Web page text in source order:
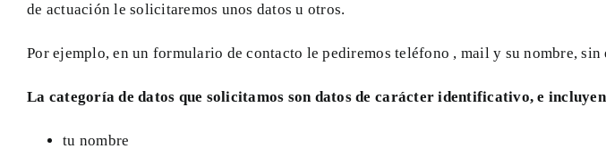
de actuación le solicitaremos unos datos u otros.
Por ejemplo, en un formulario de contacto le pediremos teléfono , mail y su nombre,
La categoría de datos que solicitamos son datos de carácter identificativo, e
tu nombre